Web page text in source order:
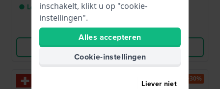
● Levering binnen 1 tot 3
werkdagen
Vergelijk
Bekijk Product
● Op voorraad
Vergelijk
Bekijk Product
-30%
inschakelt, klikt u op "cookie-
instellingen".
Alles accepteren
Cookie-instellingen
Liever niet